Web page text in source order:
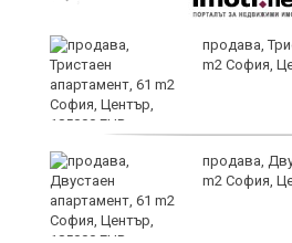
продава,
m2 София,
продава,
m2 София,